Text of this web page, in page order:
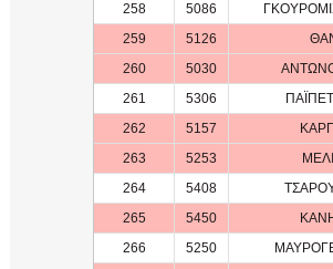
258
5086
259
5126
260
5030
261
5306
262
5157
263
5253
264
5408
265
5450
266
5250